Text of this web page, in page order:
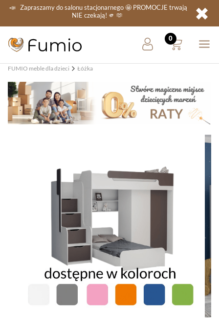
📣 Zapraszamy do salonu stacjonarnego🤩 PROMOCJE trwają
NIE czekają! 🫵 🫶 ✖
FUMIO meble dla dzieci Łóżka